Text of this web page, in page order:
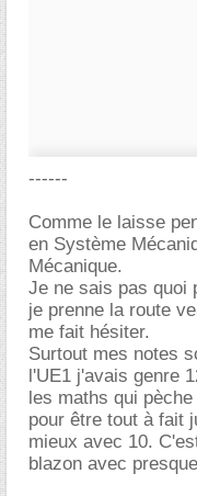
------
Comme le laisse
en Système
Mécanique.
Je ne sais pas quoi
je prenne la route
me fait hésiter.
Surtout mes notes
l'UE1 j'avais genre
les maths qui
pour être tout à fait
mieux avec 10.
blazon avec